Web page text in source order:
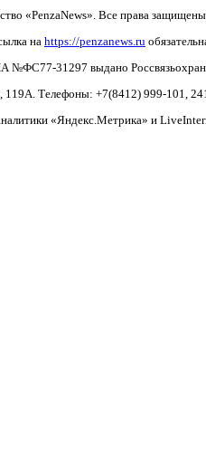
«PenzaNews». Все права
на https://penzanews.ru
№ФС77-31297 выдано
119А. Телефоны: +7(8412) 999-101,
«Яндекс.Метрика» и